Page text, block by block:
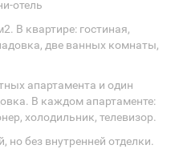
отель
В квартире: гостиная,
две ванных комнаты,
апартамента и один
В каждом апартаменте:
холодильник, телевизор.
но без внутренней отделки.